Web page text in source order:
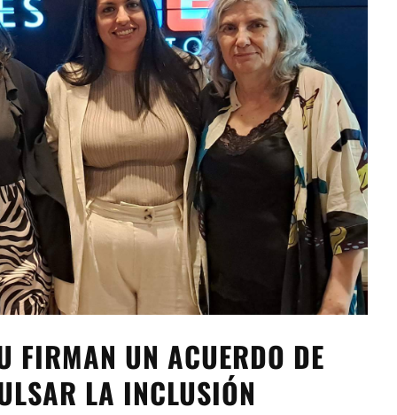
FIRMAN UN ACUERDO DE
LA INCLUSIÓN